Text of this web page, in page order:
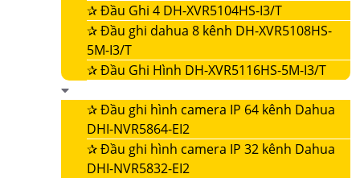
✰Đầu Ghi 4 DH-XVR5104HS-I3/T
✰Đầu ghi dahua 8 kênh DH-XVR5108HS-
5M-I3/T
✰Đầu Ghi Hình DH-XVR5116HS-5M-I3/T
✰Đầu ghi hình camera IP 64 kênh Dahua
DHI-NVR5864-EI2
✰Đầu ghi hình camera IP 32 kênh Dahua
DHI-NVR5832-EI2